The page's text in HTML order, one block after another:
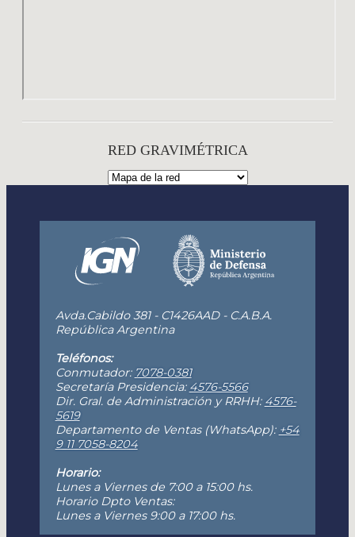
RED GRAVIMÉTRICA
Avda.Cabildo 381 - C1426AAD - C.A.B.A.
República Argentina
Teléfonos:
Conmutador: 7078-0381
Secretaría Presidencia: 4576-5566
Dir. Gral. de Administración y RRHH: 4576-
5619
Departamento de Ventas (WhatsApp): +54
9 11 7058-8204
Horario:
Lunes a Viernes de 7:00 a 15:00 hs.
Horario Dpto Ventas:
Lunes a Viernes 9:00 a 17:00 hs.